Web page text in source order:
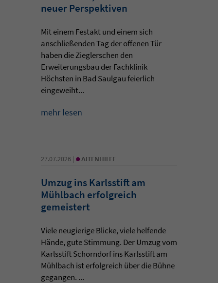
neuer Perspektiven
Mit einem Festakt und einem sich
anschließenden Tag der offenen Tür
haben die Zieglerschen den
Erweiterungsbau der Fachklinik
Höchsten in Bad Saulgau feierlich
eingeweiht...
mehr lesen
27.07.2026 | • ALTENHILFE
Umzug ins Karlsstift am
Mühlbach erfolgreich
gemeistert
Viele neugierige Blicke, viele helfende
Hände, gute Stimmung. Der Umzug vom
Karlsstift Schorndorf ins Karlsstift am
Mühlbach ist erfolgreich über die Bühne
gegangen. ...